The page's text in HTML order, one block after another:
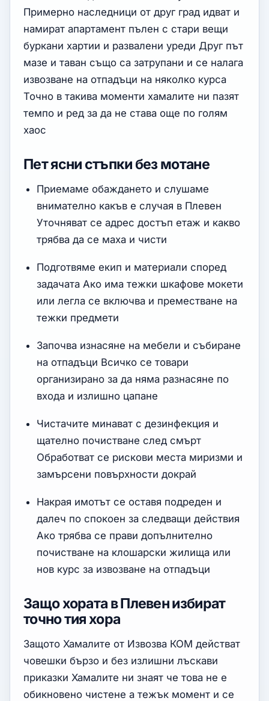
Примерно наследници от друг град идват и
намират апартамент пълен с стари вещи
буркани хартии и развалени уреди Друг път
мазе и таван също са затрупани и се налага
извозване на отпадъци на няколко курса
Точно в такива моменти хамалите ни пазят
темпо и ред за да не става още по голям
хаос
Пет ясни стъпки без мотане
Приемаме обаждането и слушаме
внимателно какъв е случая в Плевен
Уточняват се адрес достъп етаж и какво
трябва да се маха и чисти
Подготвяме екип и материали според
задачата Ако има тежки шкафове мокети
или легла се включва и преместване на
тежки предмети
Започва изнасяне на мебели и събиране
на отпадъци Всичко се товари
организирано за да няма разнасяне по
входа и излишно цапане
Чистачите минават с дезинфекция и
щателно почистване след смърт
Обработват се рискови места миризми и
замърсени повърхности докрай
Накрая имотът се оставя подреден и
далеч по спокоен за следващи действия
Ако трябва се прави допълнително
почистване на клошарски жилища или
нов курс за извозване на отпадъци
Защо хората в Плевен избират
точно тия хора
Защото Хамалите от Извозва КОМ действат
човешки бързо и без излишни лъскави
приказки Хамалите ни знаят че това не е
обикновено чистене а тежък момент и се